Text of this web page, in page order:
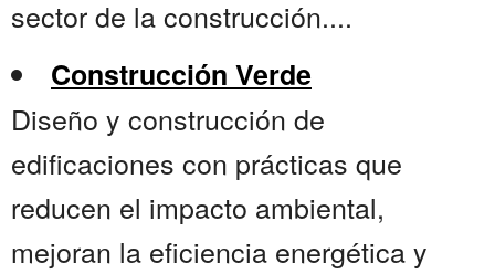
sector de la construcción....
Construcción Verde
Diseño y construcción de
edificaciones con prácticas que
reducen el impacto ambiental,
mejoran la eficiencia energética y